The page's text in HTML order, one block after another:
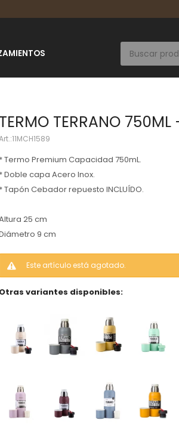
TERMO TERRANO 750ML
11MCH1589
* Termo Premium Capacidad 750mL.
* Doble capa Acero Inox.
* Tapón Cebador repuesto INCLUÍDO.
25 cm
9 cm
Este artículo está agotado.
Otras variantes disponibles: